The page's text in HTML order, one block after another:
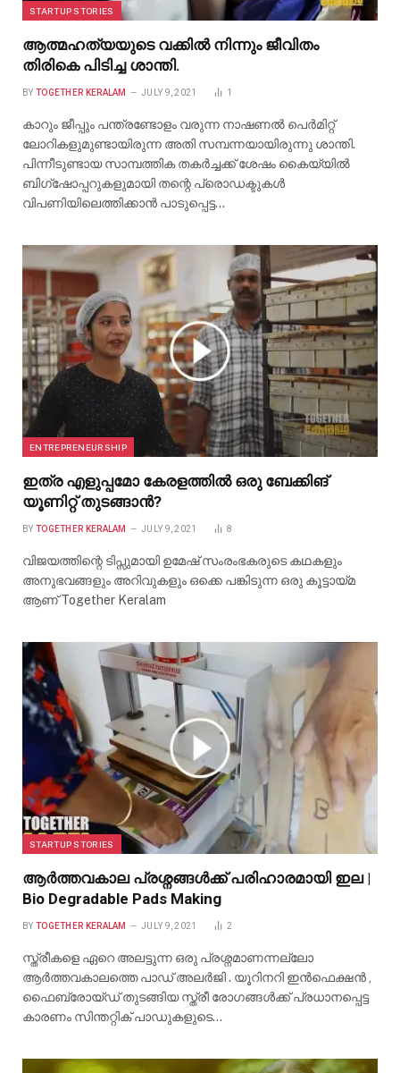
STARTUP STORIES
ആത്മഹത്യയുടെ വക്കിൽ നിന്നും ജീവിതം
തിരികെ പിടിച്ച ശാന്തി.
BY TOGETHER KERALAM JULY 9, 2021 1
കാറും ജീപ്പും പന്ത്രണ്ടോളം വരുന്ന നാഷണല്‍ പെര്‍മിറ്റ്
ലോറികളുമുണ്ടായിരുന്ന അതി സമ്പന്നയായിരുന്നു ശാന്തി.
പിന്നീടുണ്ടായ സാമ്പത്തിക തകർച്ചക്ക് ശേഷം കൈയ്യില്‍
ബിഗ്ഷോപ്പറുകളുമായി തന്റെ പ്രൊഡക്ടുകള്‍
വിപണിയിലെത്തിക്കാൻ പാടുപ്പെട്ട…
ENTREPRENEURSHIP
ഇത്ര എളുപ്പമോ കേരളത്തിൽ ഒരു ബേക്കിങ്
യൂണിറ്റ് തുടങ്ങാൻ?
BY TOGETHER KERALAM JULY 9, 2021 8
വിജയത്തിന്റെ ടിപ്സുമായി ഉമേഷ് സംരംഭകരുടെ കഥകളും
അനുഭവങ്ങളും അറിവുകളും ഒക്കെ പങ്കിടുന്ന ഒരു കൂട്ടായ്മ
ആണ് Together Keralam
STARTUP STORIES
ആർത്തവകാല പ്രശ്നങ്ങൾക്ക് പരിഹാരമായി ഇല |
Bio Degradable Pads Making
BY TOGETHER KERALAM JULY 9, 2021 2
സ്ത്രീകളെ ഏറെ അലട്ടുന്ന ഒരു പ്രശ്നമാണന്നല്ലോ
ആർത്തവകാലത്തെ പാഡ് അലർജി . യൂറിനറി ഇൻഫെക്ഷൻ ,
ഫൈബ്രോയ്ഡ് തുടങ്ങിയ സ്ത്രീ രോഗങ്ങൾക്ക് പ്രധാനപ്പെട്ട
കാരണം സിന്തറ്റിക് പാഡുകളുടെ…